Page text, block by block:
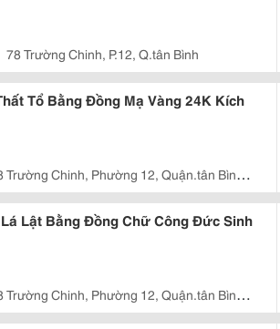
78 Trường Chinh, P.12, Q.tân Bình
Tổ Bằng Đồng Mạ Vàng 24K Kích
Trường Chinh, Phường 12, Quận.tân Bình,
Lật Bằng Đồng Chữ Công Đức Sinh
Trường Chinh, Phường 12, Quận.tân Bình,